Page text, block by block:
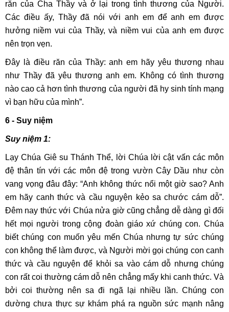
răn của Cha Thầy và ở lại trong tình thương của Người.
Các điều ấy, Thầy đã nói với anh em để anh em được
hưởng niềm vui của Thầy, và niềm vui của anh em được
nên trọn vẹn.
Đây là điều răn của Thầy: anh em hãy yêu thương nhau
như Thầy đã yêu thương anh em. Không có tình thương
nào cao cả hơn tình thương của người đã hy sinh tính mạng
vì bạn hữu của mình”.
6 - Suy niệm
Suy niệm 1:
Lạy Chúa Giê su Thánh Thể, lời Chúa lời cật vấn các môn
đệ thân tín với các môn đệ trong vườn Cây Dầu như còn
vang vọng đâu đây: “Anh không thức nổi một giờ sao? Anh
em hãy canh thức và cầu nguyện kẻo sa chước cám dỗ”.
Đêm nay thức với Chúa nửa giờ cũng chẳng dễ dàng gì đối
hết mọi người trong cộng đoàn giáo xứ chúng con. Chúa
biết chúng con muốn yêu mến Chúa nhưng tự sức chúng
con không thể làm được, và Người mời gọi chúng con canh
thức và cầu nguyện để khỏi sa vào cám dỗ nhưng chúng
con rất coi thường cám dỗ nên chẳng mấy khi canh thức. Và
bởi coi thường nên sa đi ngã lại nhiều lần. Chúng con
dường chưa thực sự khám phá ra nguồn sức mạnh nâng